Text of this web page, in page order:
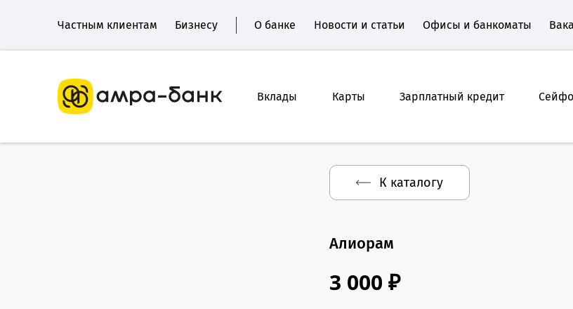
Частным клиентам Бизнесу О банке Новости и статьи Офисы и банкоматы
Вклады Карты Зарплатный кредит
К каталогу
Алиорам
3 000 ₽